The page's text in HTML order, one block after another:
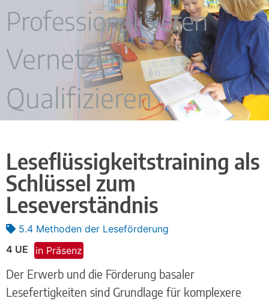
Professionalisieren
Vernetzen
Qualifizieren
Leseflüssigkeitstraining als
Schlüssel zum
Leseverständnis
5.4 Methoden der Leseförderung
4 UE
in Präsenz
Der Erwerb und die Förderung basaler
Lesefertigkeiten sind Grundlage für komplexere